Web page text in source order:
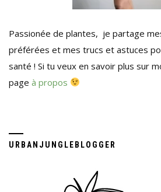
Passionée de plantes, je partage
préférées et mes trucs et astuces
santé ! Si tu veux en savoir plus sur
page à propos
URBANJUNGLEBLOGGER